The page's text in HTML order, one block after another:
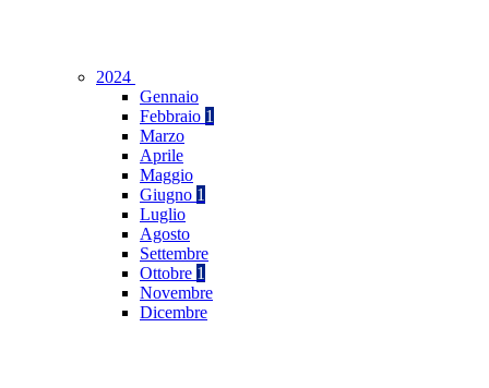
2024
Gennaio
Febbraio 1
Marzo
Aprile
Maggio
Giugno 1
Luglio
Agosto
Settembre
Ottobre 1
Novembre
Dicembre